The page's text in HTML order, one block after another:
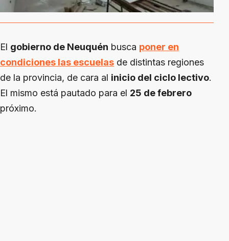
El gobierno de Neuquén busca poner en
condiciones las escuelas de distintas regiones
de la provincia, de cara al inicio del ciclo lectivo.
El mismo está pautado para el 25 de febrero
próximo.